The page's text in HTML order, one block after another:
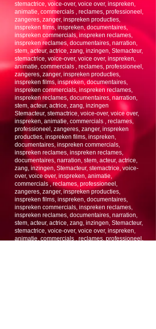
stemactrice, voice-over, voice over, inspreken,
animatie, commercials , reclames, professioneel,
zangeres, zanger, inspreken producties,
inspreken films, inspreken, documentaires,
inspreken commercials, inspreken reclames,
inspreken reclames, documentaires, narration,
stem, acteur, actrice, zang, inzingen, Stemacteur,
stemactrice, voice-over, voice over, inspreken,
animatie, commercials , reclames, professioneel,
zangeres, zanger, inspreken producties,
inspreken films, inspreken, documentaires,
inspreken commercials, inspreken reclames,
inspreken reclames, documentaires, narration,
stem, acteur, actrice, zang, inzingen
Stemacteur, stemactrice, voice-over, voice over,
inspreken, animatie, commercials , reclames,
professioneel, zangeres, zanger, inspreken
producties, inspreken films, inspreken,
documentaires, inspreken commercials,
inspreken reclames, inspreken reclames,
documentaires, narration, stem, acteur, actrice,
zang, inzingen, Stemacteur, stemactrice, voice-
over, voice over, inspreken, animatie,
commercials , reclames, professioneel,
zangeres, zanger, inspreken producties,
inspreken films, inspreken, documentaires,
inspreken commercials, inspreken reclames,
inspreken reclames, documentaires, narration,
stem, acteur, actrice, zang, inzingen, Stemacteur,
stemactrice, voice-over, voice over, inspreken,
animatie, commercials , reclames, professioneel,